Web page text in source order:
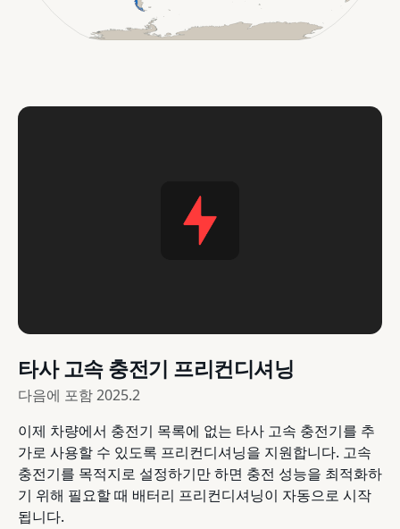
타사 고속 충전기 프리컨디셔닝
다음에 포함2025.2
이제 차량에서 충전기 목록에 없는 타사 고속 충전기를 추
가로 사용할 수 있도록 프리컨디셔닝을 지원합니다. 고속
충전기를 목적지로 설정하기만 하면 충전 성능을 최적화하
기 위해 필요할 때 배터리 프리컨디셔닝이 자동으로 시작
됩니다.